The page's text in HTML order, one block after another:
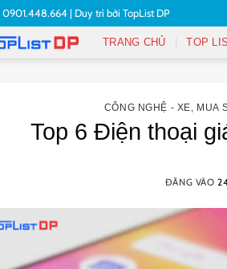
0901.448.664| Duy trì bởi TopList DP
TRANG CHỦ TOP
CÔNG NGHỆ - XE MUA
Top 6 Điện thoại
ĐĂNG VÀO